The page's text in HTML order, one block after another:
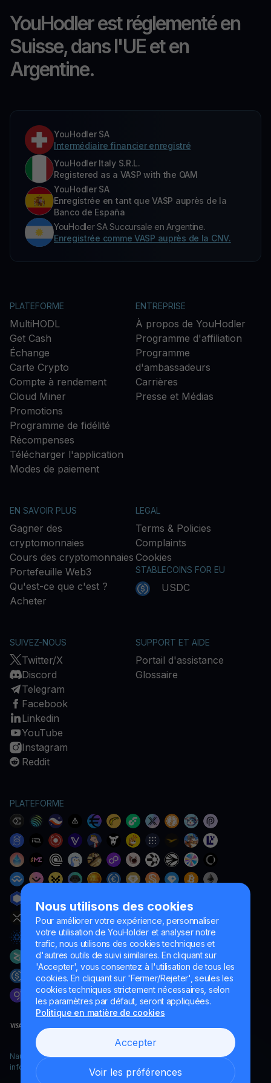
Nous utilisons des cookies
Pour améliorer votre expérience, personnaliser
votre utilisation de YouHolder et analyser notre
trafic, nous utilisons des cookies techniques et
d'autres outils de suivi similaires. En cliquant sur
'Accepter', vous consentez à l'utilisation de tous les
cookies. En cliquant sur 'Fermer/Rejeter', seules les
cookies techniques strictement nécessaires, selon
les paramètres par défaut, seront appliquées.
Politique en matière de cookies
Accepter
Voir les préférences
YouHodler est réglementé en
Suisse, dans l'UE et en
Argentine.
YouHodler SA
Intermédiaire financier enregistré
YouHodler Italy S.R.L.
Registered as a VASP with the OAM
YouHodler SA
Enregistrée en tant que VASP auprès de la
Banco de España
YouHodler SA Succursale en Argentine.
Enregistrée comme VASP auprès de la CNV.
PLATEFORME
MultiHODL
Get Cash
Échange
Carte Crypto
Compte à rendement
Cloud Miner
Promotions
Programme de fidélité
Récompenses
Télécharger l'application
Modes de paiement
ENTREPRISE
À propos de YouHodler
Programme d'affiliation
Programme
d'ambassadeurs
Carrières
Presse et Médias
EN SAVOIR PLUS
Gagner des
cryptomonnaies
Cours des cryptomonnaies
Portefeuille Web3
Qu'est-ce que c'est ?
Acheter
LEGAL
Terms & Policies
Complaints
Cookies
STABLECOINS FOR EU
USDC
SUIVEZ-NOUS
Twitter/X
Discord
Telegram
Facebook
Linkedin
YouTube
Instagram
Reddit
SUPPORT ET AIDE
Portail d'assistance
Glossaire
PLATEFORME
Naumard LTD. – uniquement à des fins de développement
informatique, de recherche et de marketing